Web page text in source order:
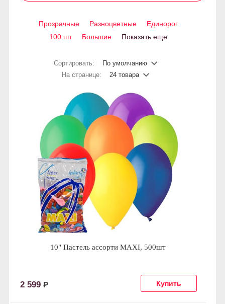
Прозрачные Разноцветные
Единорог
100 шт
Большие Показать еще
Сортировать:
По умолчанию
На странице:
24 товара
10" Пастель ассорти MAXI, 500шт
2 599 Р